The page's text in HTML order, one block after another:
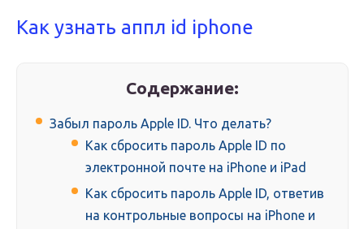
Как узнать аппл id iphone
Содержание:
Забыл пароль Apple ID. Что делать?
Как сбросить пароль Apple ID по
электронной почте на iPhone и iPad
Как сбросить пароль Apple ID, ответив
на контрольные вопросы на iPhone и